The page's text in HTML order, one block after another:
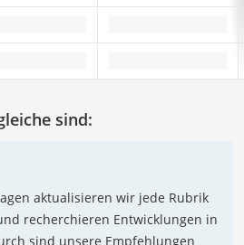
sind:
aktualisieren wir jede Rubrik
recherchieren Entwicklungen in
sind unsere Empfehlungen